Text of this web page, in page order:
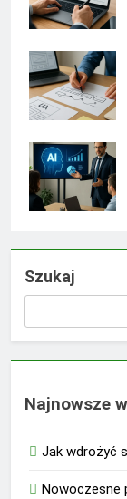
Szukaj
Najnowsze
Jak wdrożyć
Nowoczesne